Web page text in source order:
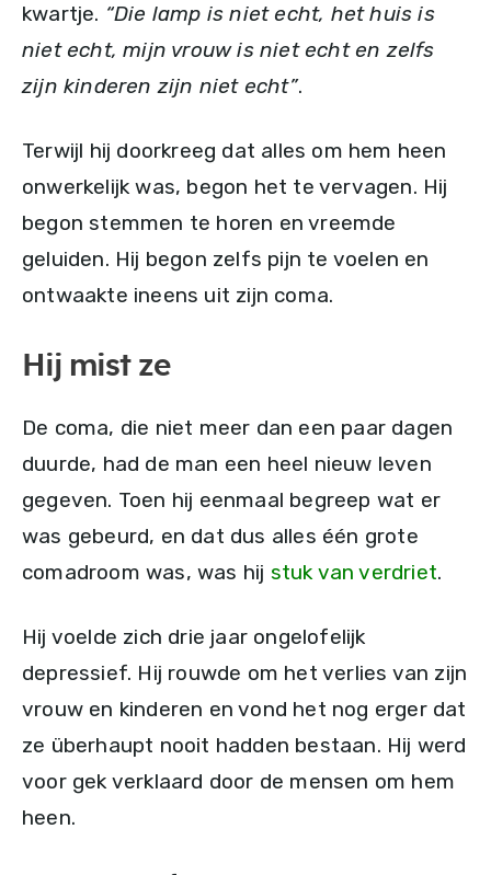
kwartje. “Die lamp is niet echt, het huis is
niet echt, mijn vrouw is niet echt en zelfs
zijn kinderen zijn niet echt”.
Terwijl hij doorkreeg dat alles om hem heen
onwerkelijk was, begon het te vervagen. Hij
begon stemmen te horen en vreemde
geluiden. Hij begon zelfs pijn te voelen en
ontwaakte ineens uit zijn coma.
Hij mist ze
De coma, die niet meer dan een paar dagen
duurde, had de man een heel nieuw leven
gegeven. Toen hij eenmaal begreep wat er
was gebeurd, en dat dus alles één grote
comadroom was, was hij stuk van verdriet.
Hij voelde zich drie jaar ongelofelijk
depressief. Hij rouwde om het verlies van zijn
vrouw en kinderen en vond het nog erger dat
ze überhaupt nooit hadden bestaan. Hij werd
voor gek verklaard door de mensen om hem
heen.